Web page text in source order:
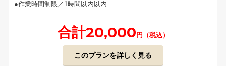
作業時間制限／1時間以内以内
合計20,000 円（税込）
このプランを詳しく見る